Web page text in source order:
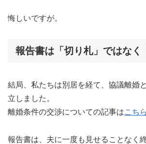
悔しいですが。
報告書は「切り札」ではなく
結局、私たちは別居を経て、協議離婚
立しました。
離婚条件の交渉についての記事はこちら
報告書は、夫に一度も見せることなく